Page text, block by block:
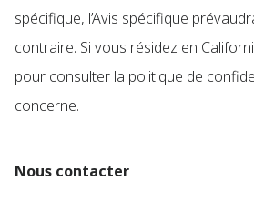
spécifique, l’Avis spécifique
contraire. Si vous résidez en
pour consulter la politique de
concerne.
Nous contacter